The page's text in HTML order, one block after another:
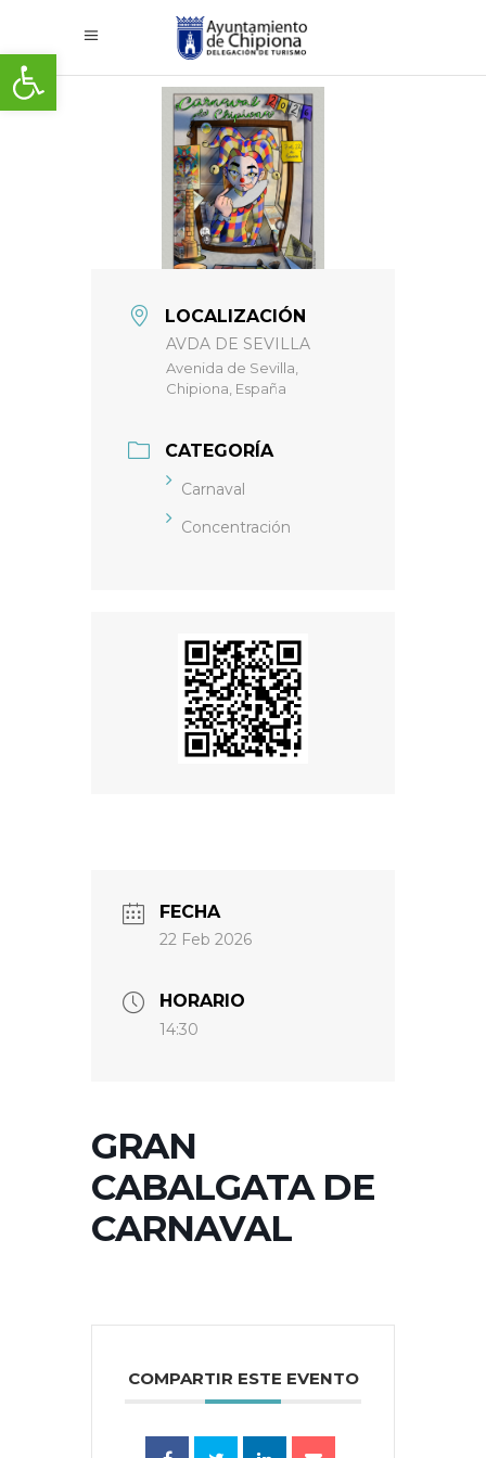
Abrir barra de herramientas
LOCALIZACIÓN
AVDA DE SEVILLA
Avenida de Sevilla,
Chipiona, España
CATEGORÍA
Carnaval
Concentración
FECHA
22 Feb 2026
HORARIO
14:30
GRAN
CABALGATA DE
CARNAVAL
COMPARTIR ESTE EVENTO